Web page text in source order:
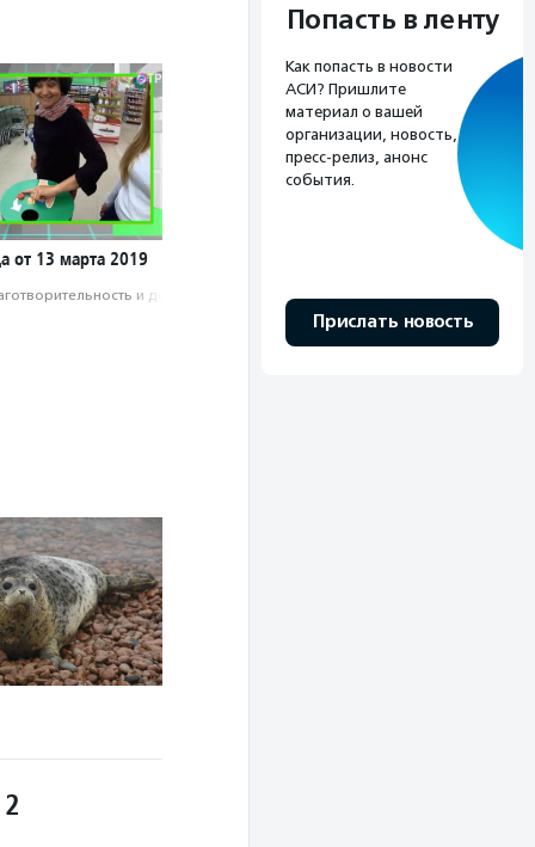
от 13 марта 2019
и доброволь­чест­во
Попасть в ленту
Как попасть в новости
АСИ? Пришлите
материал о вашей
организации, новость,
пресс-релиз, анонс
события.
Прислать новость